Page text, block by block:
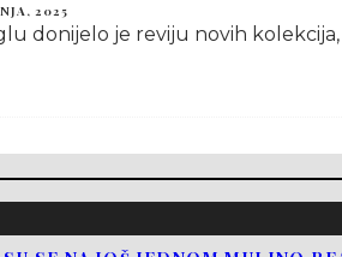
2025
donijelo je reviju novih kolekcija,